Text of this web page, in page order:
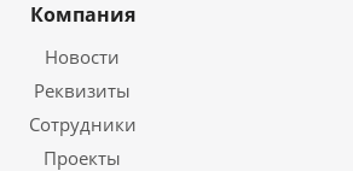
Компания
Новости
Реквизиты
Сотрудники
Проекты